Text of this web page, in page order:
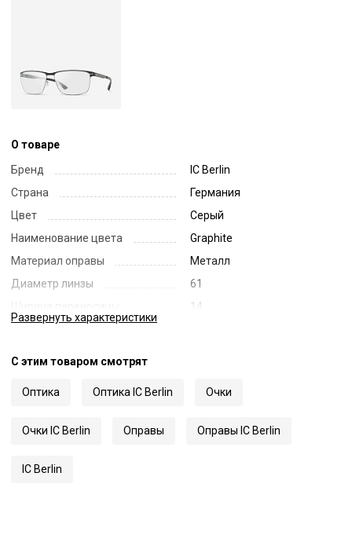
О товаре
Бренд
IC Berlin
Страна
Германия
Цвет
Серый
Наименование цвета
Graphite
Материал оправы
Металл
Диаметр линзы
61
14
Развернуть характеристики
С этим товаром смотрят
Оптика Оптика IC Berlin Очки
Очки IC Berlin Оправы Оправы IC Berlin
IC Berlin